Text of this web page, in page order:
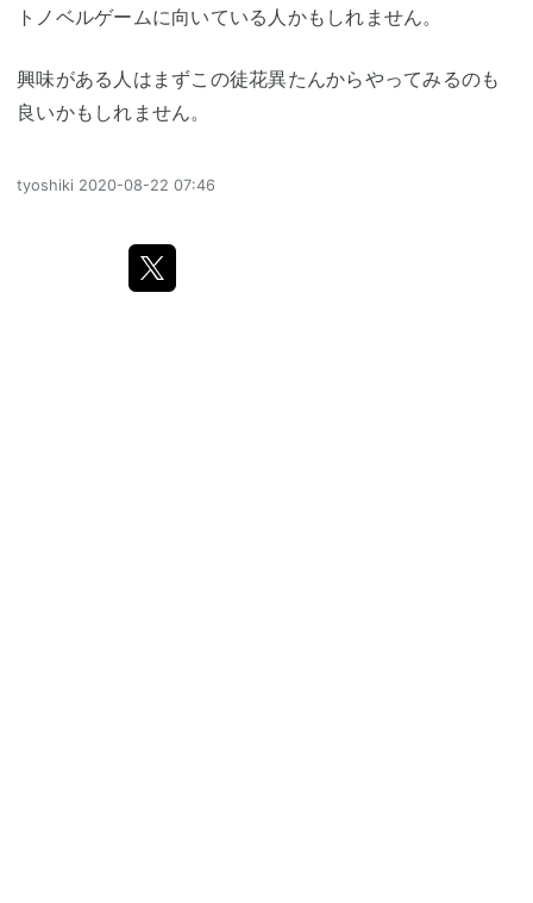
トノベルゲームに向いている人かもしれません。
興味がある人はまずこの徒花異たんからやってみるのも
良いかもしれません。
tyoshiki 2020-08-22 07:46